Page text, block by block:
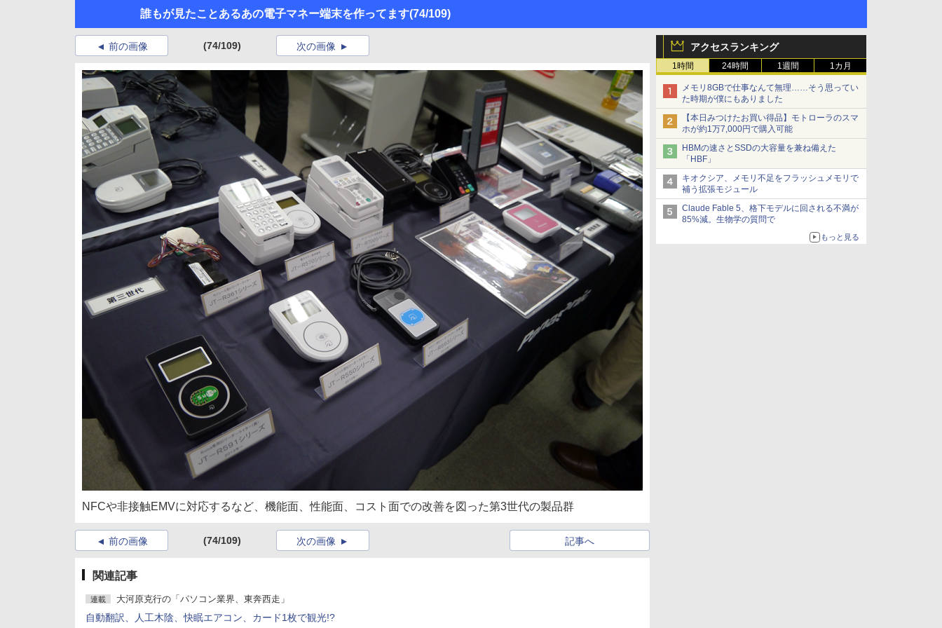
誰もが見たことあるあの電子マネー端末を作ってます(74/109)
アクセスランキング
1時間 24時間 1週間 1カ月
メモリ8GBで仕事なんて無理……そう思ってい
た時期が僕にもありました
【本日みつけたお買い得品】モトローラのスマ
ホが約1万7,000円で購入可能
HBMの速さとSSDの大容量を兼ね備えた
「HBF」
キオクシア、メモリ不足をフラッシュメモリで
補う拡張モジュール
Claude Fable 5、格下モデルに回される不満が
85%減。生物学の質問で
もっと見る
前の画像 (74/109) 次の画像
NFCや非接触EMVに対応するなど、機能面、性能面、コスト面での改善を図った第3世代の製品群
前の画像 (74/109) 記事へ
次の画像
関連記事
連載 大河原克行の「パソコン業界、東奔西走」
自動翻訳、人工木陰、快眠エアコン、カード1枚で観光!?